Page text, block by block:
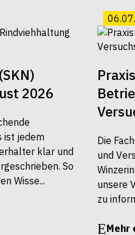
2026
ist jedem
klar und
So
Wisse...
Die
und
unsere
zu
Mehr